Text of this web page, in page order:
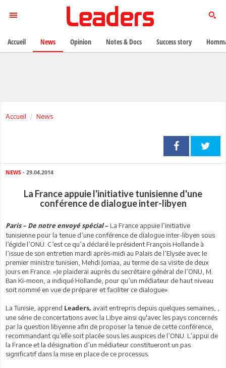
Accueil News
NEWS - 29.04.2014
La France appuie l'initiative tunisienne d'une
conférence de dialogue inter-libyen
Paris – De notre envoyé spécial– La France appuie l’initiative
tunisienne pour la tenue d’une conférence de dialogue inter-libyen sous
l’égide l’ONU. C’est ce qu’a déclaré le président François Hollande à
l’issue de son entretien mardi après-midi au Palais de l’Elysée avec le
premier ministre tunisien, Mehdi Jomaa, au terme de sa visite de deux
jours en France. «Je plaiderai auprès du secrétaire général de l’ONU, M.
Ban Ki-moon, a indiqué Hollande, pour qu’un médiateur de haut niveau
soit nommé en vue de préparer et faciliter ce dialogue».
La Tunisie, apprend Leaders, avait entrepris depuis quelques semaines, ,
une série de concertations avec la Libye ainsi qu'avec les pays concernés
par la question libyenne afin de proposer la tenue de cette conférence,
recommandant qu’elle soit placée sous les auspices de l’ONU. L’appui de
la France et la désignation d’un médiateur constitueront un pas
significatif dans la mise en place de ce processus.
Accueil News Opinion Notes & Docs Success story